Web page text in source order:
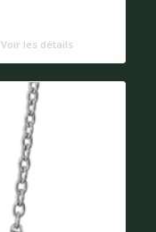
Voir les détails